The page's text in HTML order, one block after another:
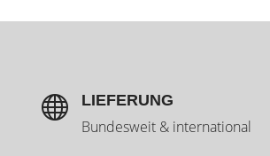
 LIEFERUNG
Bundesweit & international